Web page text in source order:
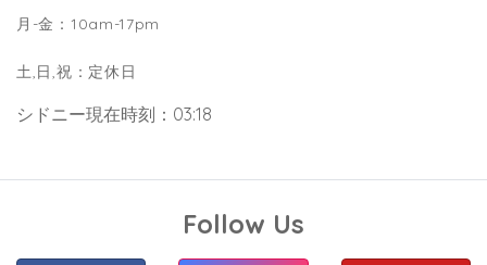
月-金：10am-17pm
土,日,祝：定休日
シドニー現在時刻：03:18
Follow Us